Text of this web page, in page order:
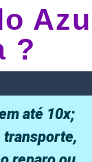
?
até 10x;
transporte,